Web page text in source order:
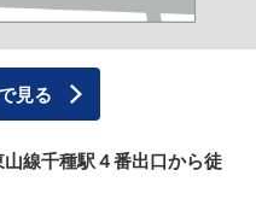
見る
線千種駅４番出口から徒